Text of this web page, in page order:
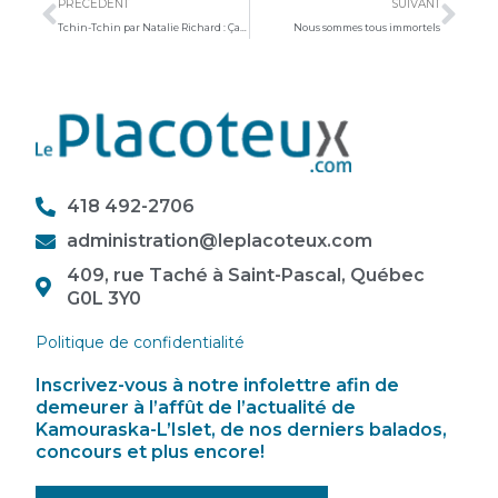
PRÉCÉDENT SUIVANT
Nous sommes tous immortels
418 492-2706
administration@leplacoteux.com
409, rue Taché à Saint-Pascal, Québec
G0L 3Y0
Politique de confidentialité
Inscrivez-vous à notre infolettre afin de
demeurer à l’affût de l’actualité de
Kamouraska-L’Islet, de nos derniers balados,
concours et plus encore!